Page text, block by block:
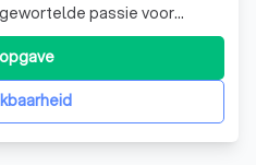
passie voor
hebben we ons
en erfgoedprojecten. We
waarbij
onderhouden en